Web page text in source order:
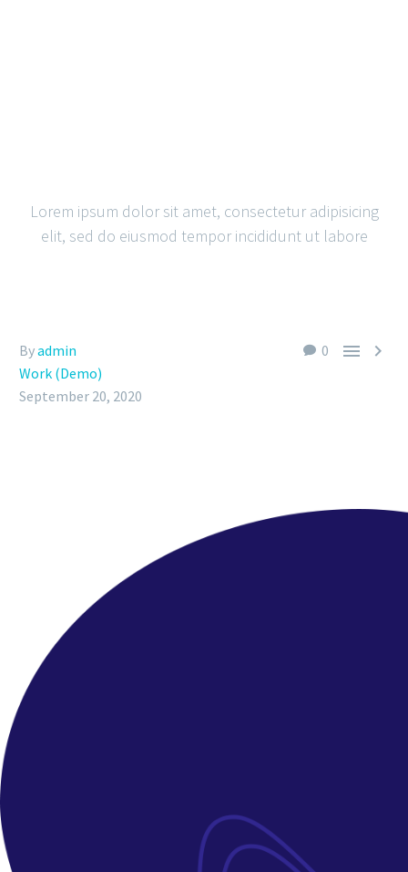
Lorem ipsum dolor sit amet, consectetur adipisicing
elit, sed do eiusmod tempor incididunt ut labore
0  
Byadmin
Work (Demo)
September 20, 2020